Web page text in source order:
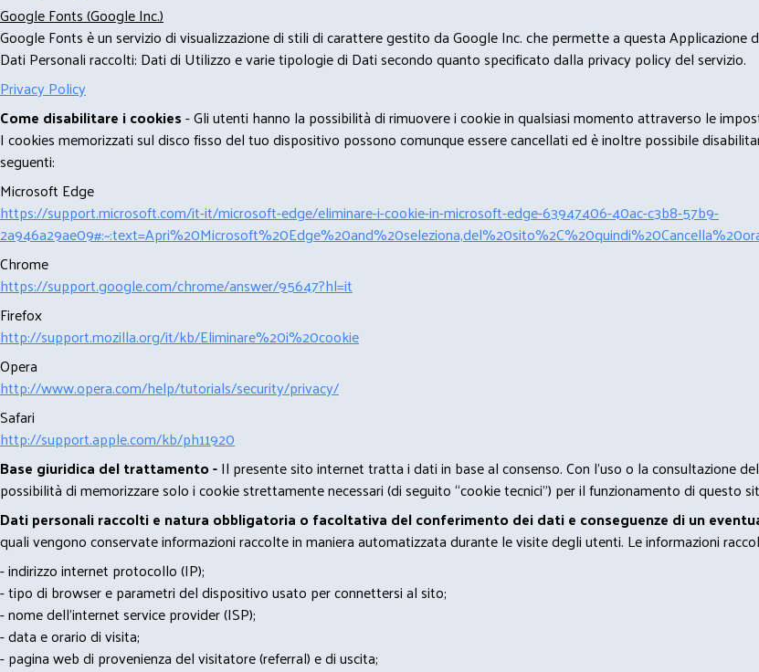
Google Fonts (Google Inc.)
Google Fonts è un servizio di visualizzazione di stili di carattere gestito da Google Inc. che permette a questa
Dati Personali raccolti: Dati di Utilizzo e varie tipologie di Dati secondo quanto specificato dalla privacy policy del servizio.
Privacy Policy
Come disabilitare i cookies- Gli utenti hanno la possibilità di rimuovere i cookie in qualsiasi momento attraverso le
I cookies memorizzati sul disco fisso del tuo dispositivo possono comunque essere cancellati ed è inoltre possibile
seguenti:
Microsoft Edge
https://support.microsoft.com/it-it/microsoft-edge/eliminare-i-cookie-in-microsoft-edge-63947406-40ac-c3b8-57b9-
Chrome
https://support.google.com/chrome/answer/95647?hl=it
Firefox
http://support.mozilla.org/it/kb/Eliminare%20i%20cookie
Opera
http://www.opera.com/help/tutorials/security/privacy/
Safari
http://support.apple.com/kb/ph11920
Base giuridica del trattamento -Il presente sito internet tratta i dati in base al consenso. Con l'uso o la consultazione
possibilità di memorizzare solo i cookie strettamente necessari (di seguito “cookie tecnici”) per il funzionamento di questo
Dati personali raccolti e natura obbligatoria o facoltativa del conferimento dei dati e conseguenze di un
quali vengono conservate informazioni raccolte in maniera automatizzata durante le visite degli utenti. Le informazioni
- indirizzo internet protocollo (IP);
- tipo di browser e parametri del dispositivo usato per connettersi al sito;
- nome dell'internet service provider (ISP);
- data e orario di visita;
- pagina web di provenienza del visitatore (referral) e di uscita;